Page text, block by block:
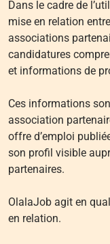
Dans le cadre de
mise en relation
associations
candidatures
et informations de
Ces informations
association
offre d’emploi
son profil visible
partenaires.
OlalaJob agit en
en relation.